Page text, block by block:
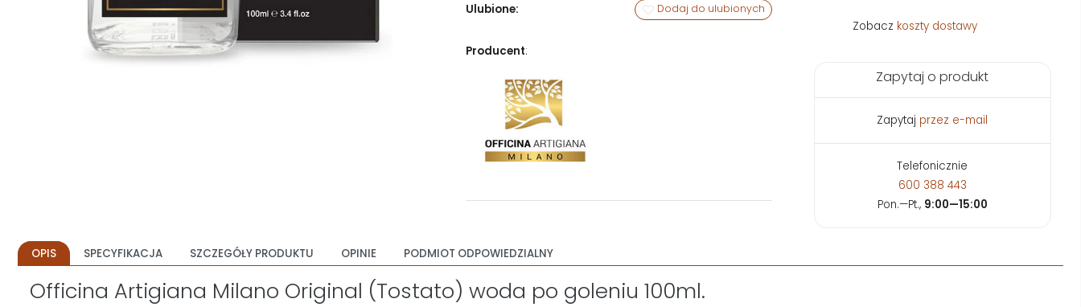
Ulubione: Dodaj do ulubionych
Producent:
Zobacz koszty dostawy
Zapytaj o produkt
Zapytaj przez e-mail
Telefonicznie
600 388 443
Pon.—Pt., 9:00—15:00
OPIS SPECYFIKACJA SZCZEGÓŁY PRODUKTU OPINIE PODMIOT ODPOWIEDZIALNY
Officina Artigiana Milano Original (Tostato) woda po goleniu 100ml.